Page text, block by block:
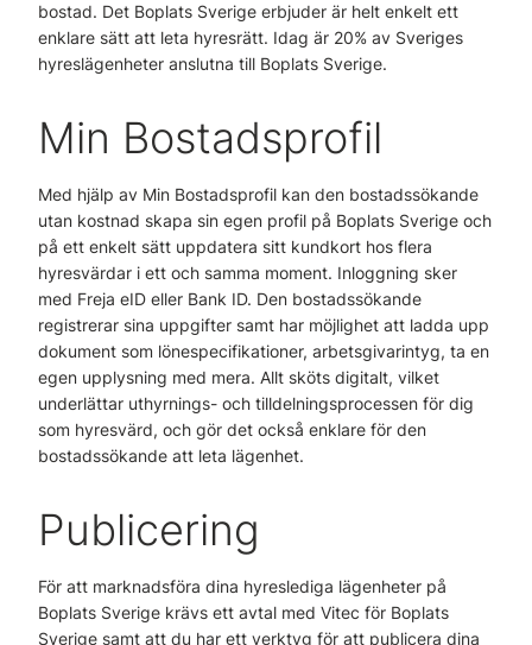
bostad. Det Boplats Sverige erbjuder är helt enkelt ett
enklare sätt att leta hyresrätt. Idag är 20% av Sveriges
hyreslägenheter anslutna till Boplats Sverige.
Min Bostadsprofil
Med hjälp av Min Bostadsprofil kan den bostadssökande
utan kostnad skapa sin egen profil på Boplats Sverige och
på ett enkelt sätt uppdatera sitt kundkort hos flera
hyresvärdar i ett och samma moment. Inloggning sker
med Freja eID eller Bank ID. Den bostadssökande
registrerar sina uppgifter samt har möjlighet att ladda upp
dokument som lönespecifikationer, arbetsgivarintyg, ta en
egen upplysning med mera. Allt sköts digitalt, vilket
underlättar uthyrnings- och tilldelningsprocessen för dig
som hyresvärd, och gör det också enklare för den
bostadssökande att leta lägenhet.
Publicering
För att marknadsföra dina hyreslediga lägenheter på
Boplats Sverige krävs ett avtal med Vitec för Boplats
Sverige samt att du har ett verktyg för att publicera dina